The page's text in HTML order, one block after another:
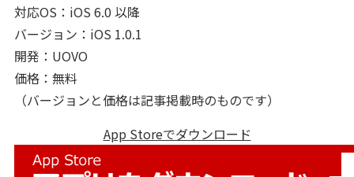
対応OS：iOS 6.0 以降
バージョン：iOS 1.0.1
開発：UOVO
価格：無料
（バージョンと価格は記事掲載時のものです）
App Storeでダウンロード